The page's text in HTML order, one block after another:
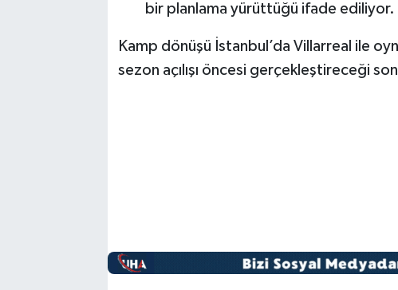
bir planlama yürüttüğü ifade ediliyor.
Kamp dönüşü İstanbul’da Villarreal ile
sezon açılışı öncesi gerçekleştireceği